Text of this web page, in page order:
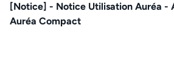
[Notice] - Notice Utilisation Auréa -
Auréa Compact